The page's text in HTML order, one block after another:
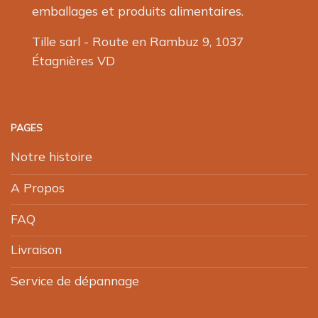
emballages et produits alimentaires.
Tille sarl - Route en Rambuz 9, 1037
Étagnières VD
PAGES
Notre histoire
A Propos
FAQ
Livraison
Service de dépannage